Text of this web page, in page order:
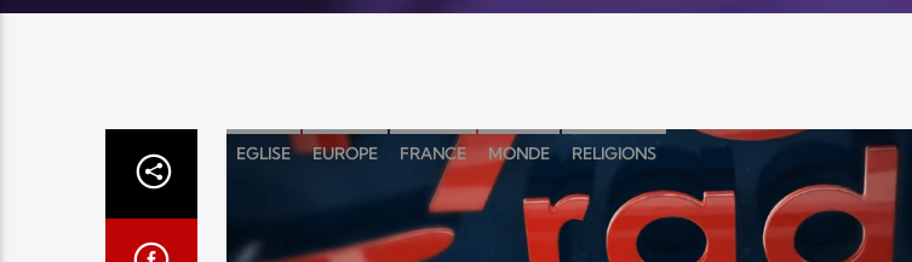
EGLISE EUROPE FRANCE MONDE RELIGIONS